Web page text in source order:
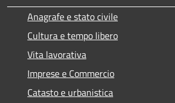
Anagrafe e stato civile
Cultura e tempo libero
Vita lavorativa
Imprese e Commercio
Catasto e urbanistica